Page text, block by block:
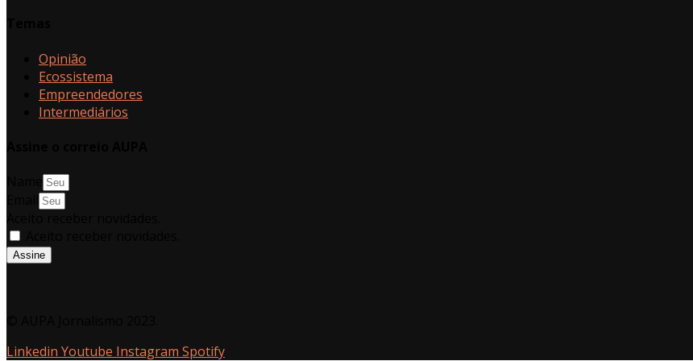
Opinião
Ecossistema
Empreendedores
Intermediários
Assine
Linkedin Youtube Instagram Spotify